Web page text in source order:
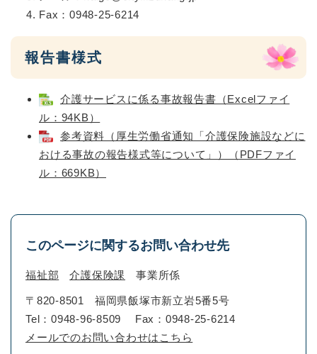
Fax：0948-25-6214
報告書様式
介護サービスに係る事故報告書（Excelファイ
ル：94KB）
参考資料（厚生労働省通知「介護保険施設などに
おける事故の報告様式等について」）（PDFファイ
ル：669KB）
このページに関するお問い合わせ先
福祉部 介護保険課 事業所係
〒820-8501
福岡県飯塚市新立岩5番5号
Tel：0948-96-8509
Fax：0948-25-6214
メールでのお問い合わせはこちら